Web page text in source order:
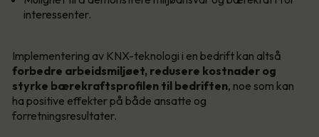
interessenter.
Implementering av KNX-teknologi i en bedrift kan altså
forbedre arbeidsmiljøet, redusere kostnader og
styrke bærekraftsprofilen til bedriften, noe som kan
ha positive effekter på både ansatte og
forretningsresultater.